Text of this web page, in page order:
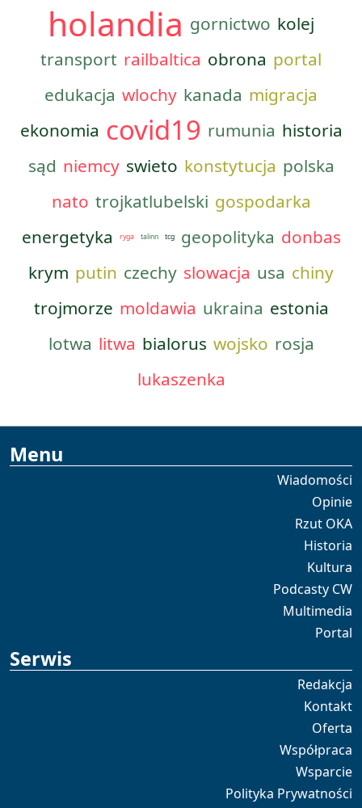
holandia gornictwo kolej
transport railbaltica obrona portal
edukacja wlochy kanada migracja
ekonomia covid19 rumunia historia
sąd niemcy swieto konstytucja polska
nato trojkatlubelski gospodarka
energetyka
ryga talinn tcg geopolityka donbas
krym putin czechy slowacja usa chiny
trojmorze moldawia ukraina estonia
lotwa litwa bialorus wojsko rosja
lukaszenka
Menu
Wiadomości
Opinie
Rzut OKA
Historia
Kultura
Podcasty CW
Multimedia
Portal
Serwis
Redakcja
Kontakt
Oferta
Współpraca
Wsparcie
Polityka Prywatności